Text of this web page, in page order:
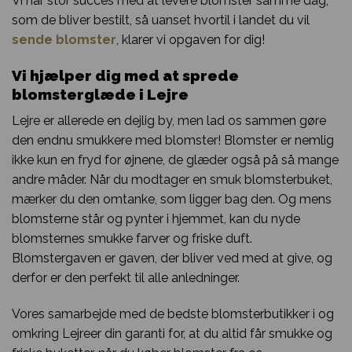
som de bliver bestilt, så uanset hvortil i landet du vil
sende blomster, klarer vi opgaven for dig!
Vi hjælper dig med at sprede
blomsterglæde i Lejre
Lejre er allerede en dejlig by, men lad os sammen gøre
den endnu smukkere med blomster! Blomster er nemlig
ikke kun en fryd for øjnene, de glæder også på så mange
andre måder. Når du modtager en smuk blomsterbuket,
mærker du den omtanke, som ligger bag den. Og mens
blomsterne står og pynter i hjemmet, kan du nyde
blomsternes smukke farver og friske duft.
Blomstergaven er gaven, der bliver ved med at give, og
derfor er den perfekt til alle anledninger.
Vores samarbejde med de bedste blomsterbutikker i og
omkring Lejreer din garanti for, at du altid får smukke og